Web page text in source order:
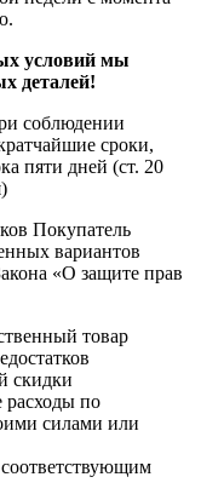
условий мы
деталей!
соблюдении
сроки,
пяти дней (ст. 20
Покупатель
вариантов
«О защите прав
товар
скидки
расходы по
силами или